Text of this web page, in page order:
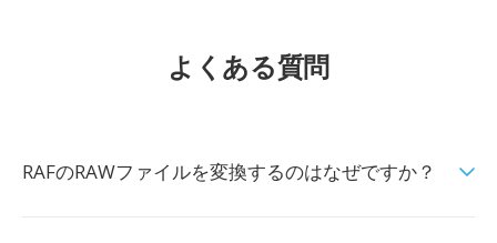
よくある質問
RAFのRAWファイルを変換するのはなぜですか？